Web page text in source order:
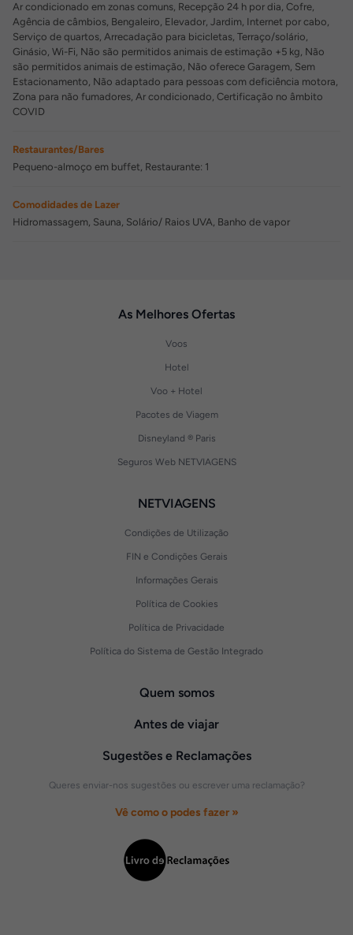
Ar condicionado em zonas comuns, Recepção 24 h por dia, Cofre,
Agência de câmbios, Bengaleiro, Elevador, Jardim, Internet por cabo,
Serviço de quartos, Arrecadação para bicicletas, Terraço/solário,
Ginásio, Wi-Fi, Não são permitidos animais de estimação +5 kg, Não
são permitidos animais de estimação, Não oferece Garagem, Sem
Estacionamento, Não adaptado para pessoas com deficiência motora,
Zona para não fumadores, Ar condicionado, Certificação no âmbito
COVID
Restaurantes/Bares
Pequeno-almoço em buffet, Restaurante: 1
Comodidades de Lazer
Hidromassagem, Sauna, Solário/ Raios UVA, Banho de vapor
As Melhores Ofertas
Voos
Hotel
Voo + Hotel
Pacotes de Viagem
Disneyland ® Paris
Seguros Web NETVIAGENS
NETVIAGENS
Condições de Utilização
FIN e Condições Gerais
Informações Gerais
Política de Cookies
Política de Privacidade
Política do Sistema de Gestão Integrado
Quem somos
Antes de viajar
Sugestões e Reclamações
Queres enviar-nos sugestões ou escrever uma reclamação?
Vê como o podes fazer »